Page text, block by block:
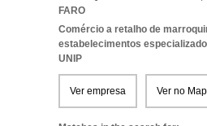
FARO
Comércio a retalho de
estabelecimentos
UNIP
Ver empresa Ver no